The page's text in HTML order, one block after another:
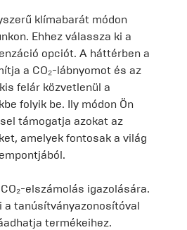
klímabarát módon
Ehhez válassza ki a
opciót. A háttérben a
a CO₂-lábnyomot és az
felár közvetlenül a
folyik be. Ily módon Ön
támogatja azokat az
amelyek fontosak a világ
elszámolás igazolására.
tanúsítványazonosítóval
termékeihez.